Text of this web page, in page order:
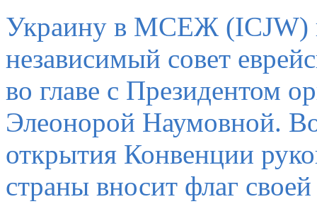
Украину в МСЕЖ (ICJW)
независимый совет
во главе с Президентом
Элеонорой Наумовной.
открытия Конвенции
страны вносит флаг